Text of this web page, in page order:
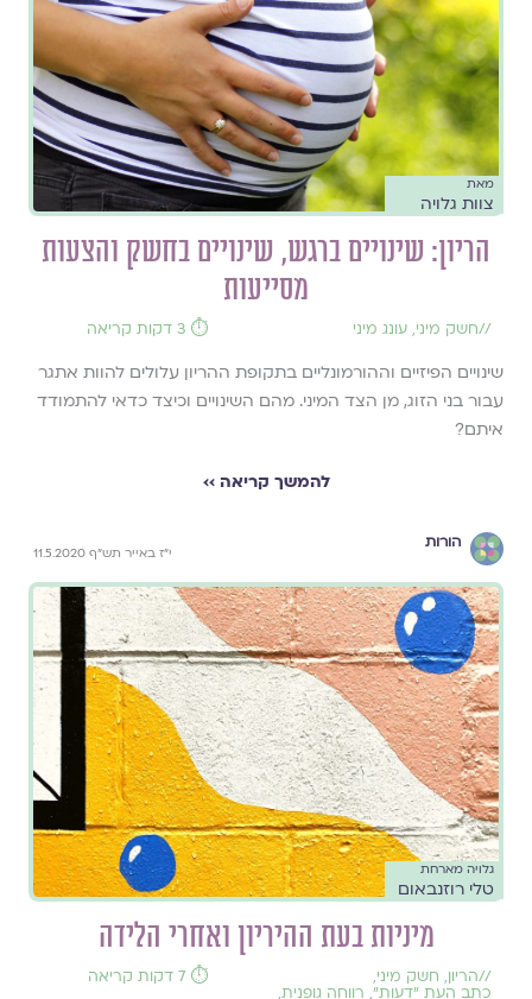
מאת
צוות גלויה
הריון: שינויים ברגש, שינויים בחשק והצעות
מסייעות
//חשק מיני, עונג מיני ⏱️ 3 דקות קריאה
שינויים הפיזיים וההורמונליים בתקופת ההריון עלולים להוות אתגר
עבור בני הזוג, מן הצד המיני. מהם השינויים וכיצד כדאי להתמודד
איתם?
להמשך קריאה ››
הורות
י"ז באייר תש"ף 11.5.2020
גלויה מארחת
טלי רוזנבאום
מיניות בעת ההיריון ואחרי הלידה
//הריון, חשק מיני,
כתב העת ״דעות״, רווחה גופנית,
⏱️ 7 דקות קריאה